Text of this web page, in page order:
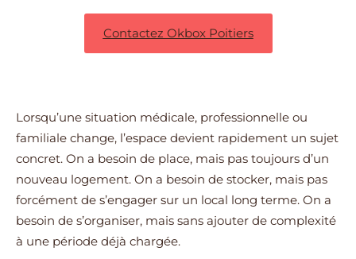
Contactez Okbox Poitiers
Lorsqu’une situation médicale, professionnelle ou
familiale change, l’espace devient rapidement un sujet
concret. On a besoin de place, mais pas toujours d’un
nouveau logement. On a besoin de stocker, mais pas
forcément de s’engager sur un local long terme. On a
besoin de s’organiser, mais sans ajouter de complexité
à une période déjà chargée.